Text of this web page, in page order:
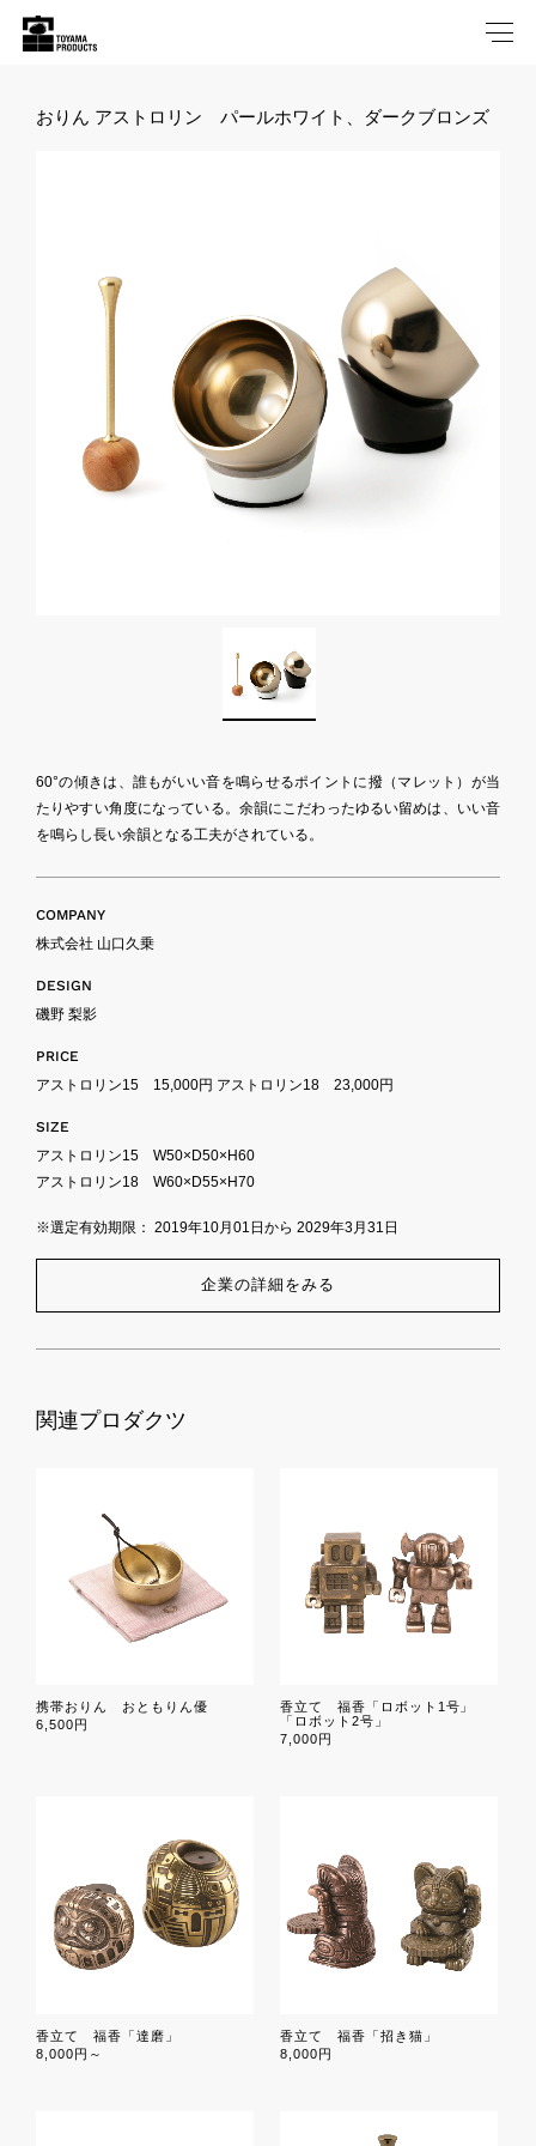
おりん アストロリン パールホワイト、ダークブロンズ
60°の傾きは、誰もがいい音を鳴らせるポイントに撥（マレット）が当
たりやすい角度になっている。余韻にこだわったゆるい留めは、いい音
を鳴らし長い余韻となる工夫がされている。
COMPANY
株式会社 山口久乗
DESIGN
磯野 梨影
PRICE
アストロリン15 15,000円 アストロリン18 23,000円
SIZE
アストロリン15 W50×D50×H60
アストロリン18 W60×D55×H70
※選定有効期限： 2019年10月01日から 2029年3月31日
企業の詳細をみる
関連プロダクツ
携帯おりん おともりん優
6,500円
香立て 福香「ロボット1号」
「ロボット2号」
7,000円
香立て 福香「達磨」
8,000円～
香立て 福香「招き猫」
8,000円